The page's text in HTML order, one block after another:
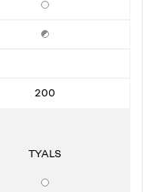
Lisavarustus
Lisavarustus
200
TYALS
Lisavarustus